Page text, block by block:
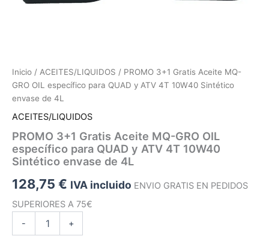
Inicio / ACEITES/LIQUIDOS / PROMO 3+1 Gratis Aceite MQ-
GRO OIL específico para QUAD y ATV 4T 10W40 Sintético
envase de 4L
ACEITES/LIQUIDOS
PROMO 3+1 Gratis Aceite MQ-GRO OIL
específico para QUAD y ATV 4T 10W40
Sintético envase de 4L
128,75 € IVA incluido ENVIO GRATIS EN PEDIDOS
SUPERIORES A 75€
-
+